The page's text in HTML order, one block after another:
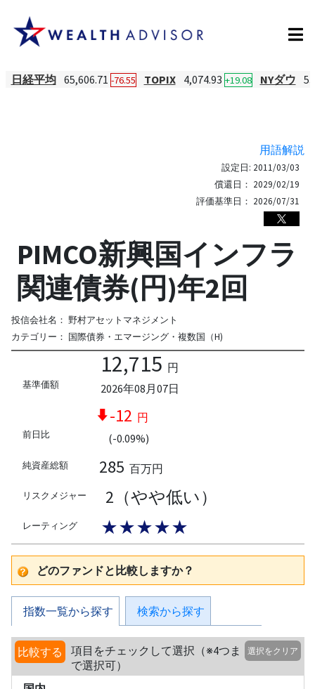
日経平均 65,606.71 -76.55 TOPIX 4,074.93 +19.08 NYダウ
用語解説
設定日: 2011/03/03
償還日： 2029/02/19
評価基準日： 2026/07/31
PIMCO新興国インフラ
関連債券(円)年2回
投信会社名： 野村アセットマネジメント
カテゴリー： 国際債券・エマージング・複数国（H)
基準価額
12,715 円
2026年08月07日
前日比
-12 円
(-0.09%)
純資産総額 285 百万円
リスクメジャー 2（やや低い）
レーティング ★★★★★
どのファンドと比較しますか？
指数一覧から探す 検索から探す
比較する
項目をチェックして選択（※4つま
で選択可）
選択をクリア